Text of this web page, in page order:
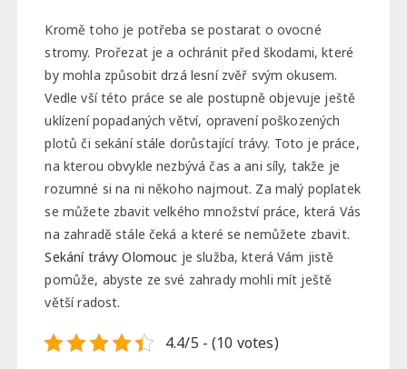
Kromě toho je potřeba se postarat o ovocné
stromy. Prořezat je a ochránit před škodami, které
by mohla způsobit drzá lesní zvěř svým okusem.
Vedle vší této práce se ale postupně objevuje ještě
uklízení popadaných větví, opravení poškozených
plotů či sekání stále dorůstající trávy. Toto je práce,
na kterou obvykle nezbývá čas a ani síly, takže je
rozumné si na ni někoho najmout. Za malý poplatek
se můžete zbavit velkého množství práce, která Vás
na zahradě stále čeká a které se nemůžete zbavit.
Sekání trávy Olomouc je služba, která Vám jistě
pomůže, abyste ze své zahrady mohli mít ještě
větší radost.
4.4/5 - (10 votes)